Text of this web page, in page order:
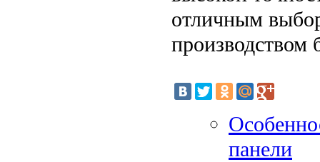
отличным
производством
панели